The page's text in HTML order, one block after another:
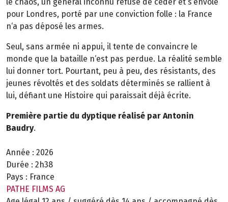
pour Londres, porté par une conviction folle : la France
n‘a pas déposé les armes.
Seul, sans armée ni appui, il tente de convaincre le
monde que la bataille n‘est pas perdue. La réalité semble
lui donner tort. Pourtant, peu à peu, des résistants, des
jeunes révoltés et des soldats déterminés se rallient à
lui, défiant une Histoire qui paraissait déjà écrite.
Première partie du dyptique réalisé par Antonin
Baudry.
Année : 2026
Durée : 2h38
Pays : France
PATHE FILMS AG